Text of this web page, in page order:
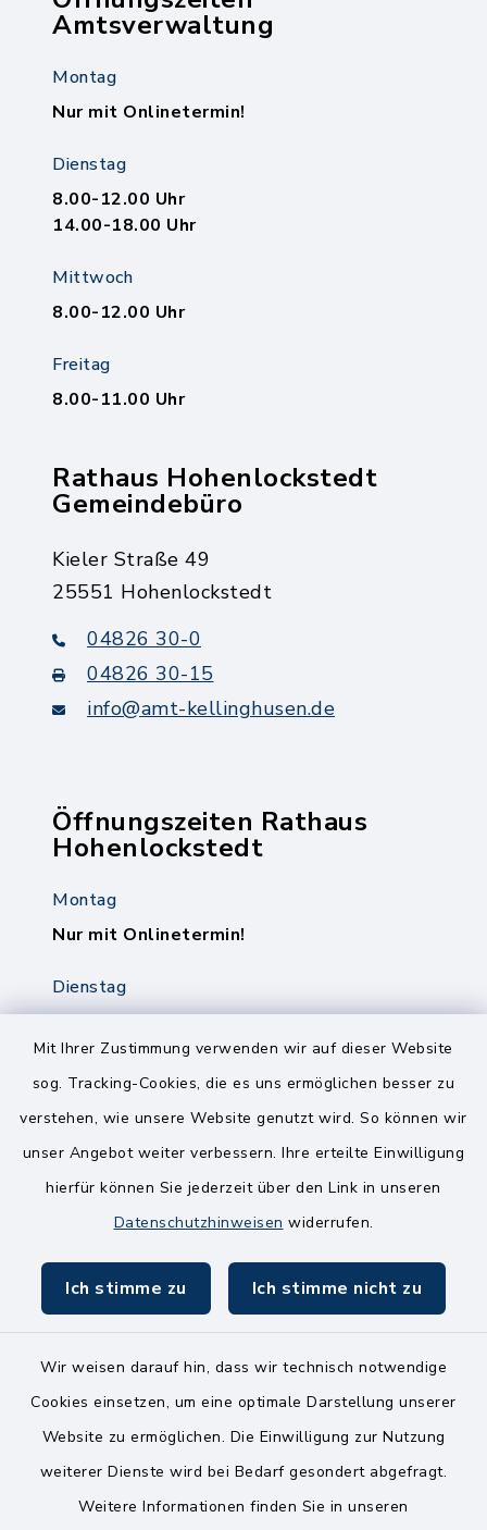
Mit Ihrer Zustimmung verwenden wir auf dieser Website
sog. Tracking-Cookies, die es uns ermöglichen besser zu
verstehen, wie unsere Website genutzt wird. So können wir
unser Angebot weiter verbessern. Ihre erteilte Einwilligung
hierfür können Sie jederzeit über den Link in unseren
Datenschutzhinweisen widerrufen.
Ich stimme zu Ich stimme nicht zu
Wir weisen darauf hin, dass wir technisch notwendige
Cookies einsetzen, um eine optimale Darstellung unserer
Website zu ermöglichen. Die Einwilligung zur Nutzung
weiterer Dienste wird bei Bedarf gesondert abgefragt.
Weitere Informationen finden Sie in unseren
Amtsverwaltung
Montag
Nur mit Onlinetermin!
Dienstag
8.00-12.00 Uhr
14.00-18.00 Uhr
Mittwoch
8.00-12.00 Uhr
Freitag
8.00-11.00 Uhr
Rathaus Hohenlockstedt
Gemeindebüro
Kieler Straße 49
25551 Hohenlockstedt
04826 30-0
04826 30-15
info@amt-kellinghusen.de
Öffnungszeiten Rathaus
Hohenlockstedt
Montag
Nur mit Onlinetermin!
Dienstag
8.00-12.00 Uhr
14.00-18.00 Uhr
Freitag
8.00-11.00 Uhr
Kontakt
Barrierefreiheit